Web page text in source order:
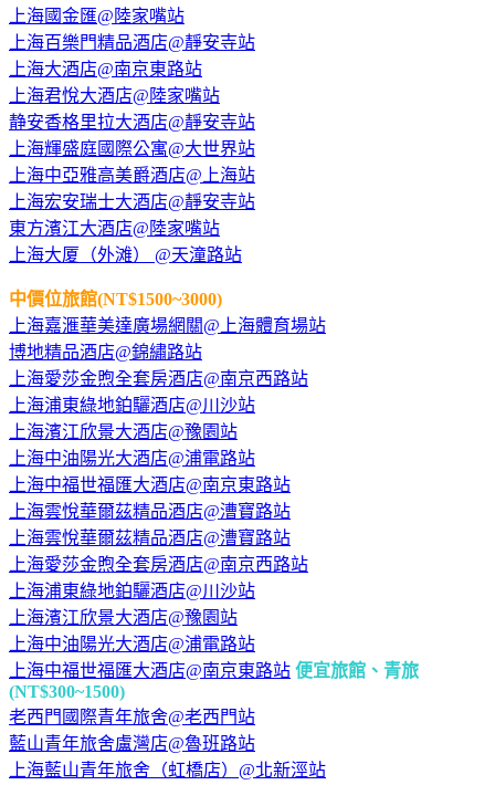
上海國金匯@陸家嘴站
上海百樂門精品酒店@靜安寺站
上海大酒店@南京東路站
上海君悅大酒店@陸家嘴站
静安香格里拉大酒店@靜安寺站
上海輝盛庭國際公寓@大世界站
上海中亞雅高美爵酒店@上海站
上海宏安瑞士大酒店@靜安寺站
東方濱江大酒店@陸家嘴站
上海大厦（外滩） @天潼路站
中價位旅館(NT$1500~3000)
上海嘉滙華美達廣場網關@上海體育場站
博地精品酒店@錦繡路站
上海愛莎金煦全套房酒店@南京西路站
上海浦東綠地鉑驪酒店@川沙站
上海濱江欣景大酒店@豫園站
上海中油陽光大酒店@浦電路站
上海中福世福匯大酒店@南京東路站
上海雲悅華爾茲精品酒店@漕寶路站
上海雲悅華爾茲精品酒店@漕寶路站
上海愛莎金煦全套房酒店@南京西路站
上海浦東綠地鉑驪酒店@川沙站
上海濱江欣景大酒店@豫園站
上海中油陽光大酒店@浦電路站
上海中福世福匯大酒店@南京東路站 便宜旅館、青旅
(NT$300~1500)
老西門國際青年旅舍@老西門站
藍山青年旅舍盧灣店@魯班路站
上海藍山青年旅舍（虹橋店）@北新涇站